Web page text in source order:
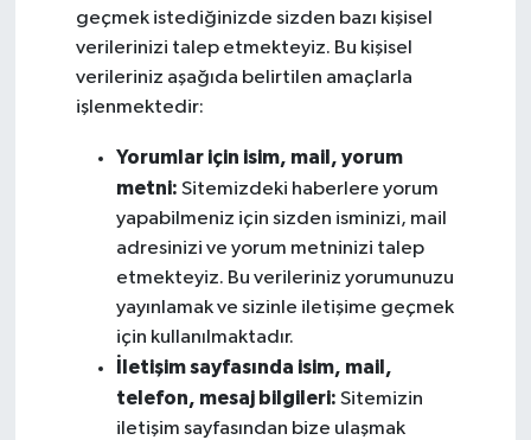
geçmek istediğinizde sizden bazı kişisel
verilerinizi talep etmekteyiz. Bu kişisel
verileriniz aşağıda belirtilen amaçlarla
işlenmektedir:
Yorumlar için isim, mail, yorum
metni: Sitemizdeki haberlere yorum
yapabilmeniz için sizden isminizi, mail
adresinizi ve yorum metninizi talep
etmekteyiz. Bu verileriniz yorumunuzu
yayınlamak ve sizinle iletişime geçmek
için kullanılmaktadır.
İletişim sayfasında isim, mail,
telefon, mesaj bilgileri: Sitemizin
iletişim sayfasından bize ulaşmak